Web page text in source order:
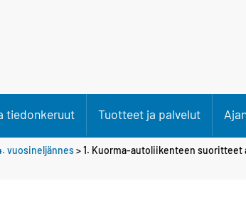
tiedonkeruut Tuotteet ja palvelut
vuosineljännes> 1. Kuorma-autoliikenteen suoritteet